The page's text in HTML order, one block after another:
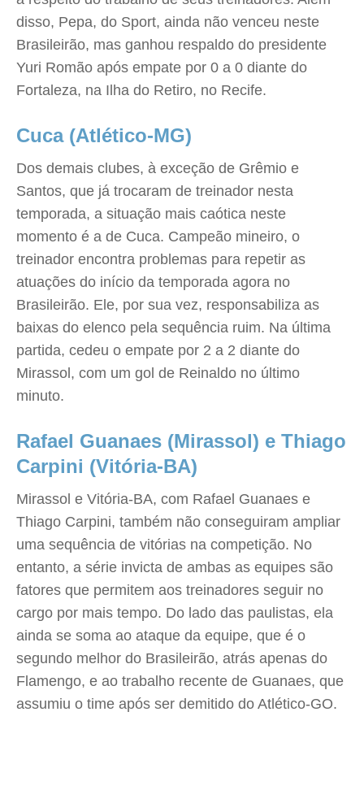
disso, Pepa, do Sport, ainda não venceu neste
Brasileirão, mas ganhou respaldo do presidente
Yuri Romão após empate por 0 a 0 diante do
Fortaleza, na Ilha do Retiro, no Recife.
Cuca (Atlético-MG)
Dos demais clubes, à exceção de Grêmio e
Santos, que já trocaram de treinador nesta
temporada, a situação mais caótica neste
momento é a de Cuca. Campeão mineiro, o
treinador encontra problemas para repetir as
atuações do início da temporada agora no
Brasileirão. Ele, por sua vez, responsabiliza as
baixas do elenco pela sequência ruim. Na última
partida, cedeu o empate por 2 a 2 diante do
Mirassol, com um gol de Reinaldo no último
minuto.
Rafael Guanaes (Mirassol) e Thiago
Carpini (Vitória-BA)
Mirassol e Vitória-BA, com Rafael Guanaes e
Thiago Carpini, também não conseguiram ampliar
uma sequência de vitórias na competição. No
entanto, a série invicta de ambas as equipes são
fatores que permitem aos treinadores seguir no
cargo por mais tempo. Do lado das paulistas, ela
ainda se soma ao ataque da equipe, que é o
segundo melhor do Brasileirão, atrás apenas do
Flamengo, e ao trabalho recente de Guanaes, que
assumiu o time após ser demitido do Atlético-GO.